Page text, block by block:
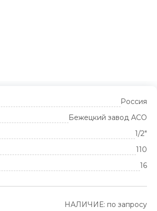
Россия
Бежецкий завод АСО
1/2"
110
16
НАЛИЧИЕ: по запросу